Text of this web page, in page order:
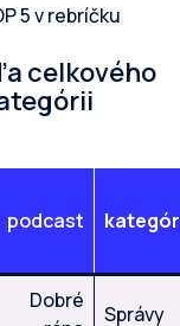
5 v rebríčku
celkového
podcast
Dobré
Správy